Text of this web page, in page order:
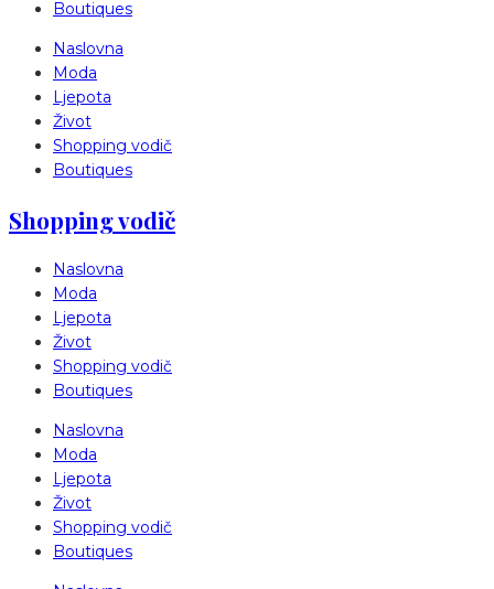
Boutiques
Naslovna
Moda
Ljepota
Život
Shopping vodič
Boutiques
Shopping vodič
Naslovna
Moda
Ljepota
Život
Shopping vodič
Boutiques
Naslovna
Moda
Ljepota
Život
Shopping vodič
Boutiques